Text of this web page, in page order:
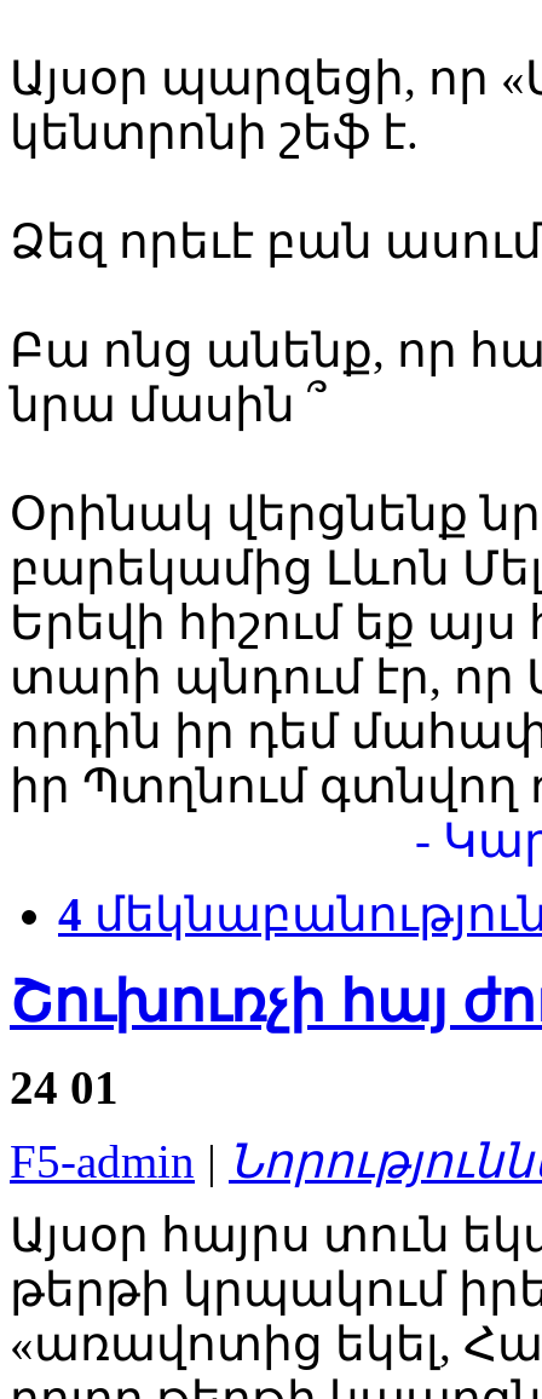
Այսօր պարզեցի, որ
կենտրոնի շեֆ է.
Ձեզ որեւէ բան ասում
Բա ոնց անենք, որ
նրա մասին ՞
Օրինակ վերցնենք
բարեկամից Լևոն
Երեվի հիշում եք
տարի պնդում էր, որ
որդին իր դեմ
իր Պտղնում գտնվող
-
4
Շուխուռչի հայ
24 01
F5-admin |
Այսօր հայրս տուն
թերթի կրպակում
«առավոտից եկել,